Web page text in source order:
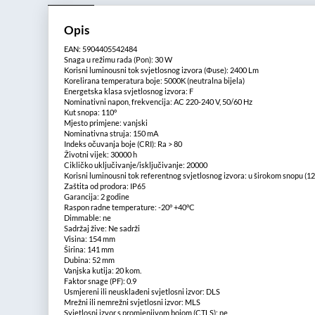
Opis
EAN: 5904405542484
Snaga u režimu rada (Pon): 30 W
Korisni luminousni tok svjetlosnog izvora (Φuse): 2400 Lm
Korelirana temperatura boje: 5000K (neutralna bijela)
Energetska klasa svjetlosnog izvora: F
Nominativni napon, frekvencija: AC 220-240 V, 50/60 Hz
Kut snopa: 110°
Mjesto primjene: vanjski
Nominativna struja: 150 mA
Indeks očuvanja boje (CRI): Ra > 80
Životni vijek: 30000 h
Cikličko uključivanje/isključivanje: 20000
Korisni luminousni tok referentnog svjetlosnog izvora: u širokom snopu
Zaštita od prodora: IP65
Garancija: 2 godine
Raspon radne temperature: -20° +40°C
Dimmable: ne
Sadržaj žive: Ne sadrži
Visina: 154 mm
Širina: 141 mm
Dubina: 52 mm
Vanjska kutija: 20 kom.
Faktor snage (PF): 0.9
Usmjereni ili neusklađeni svjetlosni izvor: DLS
Mrežni ili nemrežni svjetlosni izvor: MLS
Svjetlosni izvor s promjenjivom bojom (CTLS): ne